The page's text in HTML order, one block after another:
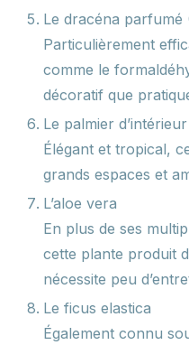
Le dracéna parfumé
Particulièrement
comme le
décoratif que
Le palmier
Élégant et tropical,
grands espaces et
L’aloe vera
En plus de ses
cette plante produit
nécessite peu
Le ficus elastica
Également connu